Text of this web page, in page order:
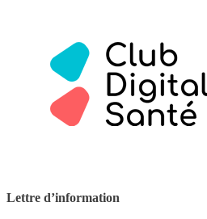
Lettre d’information